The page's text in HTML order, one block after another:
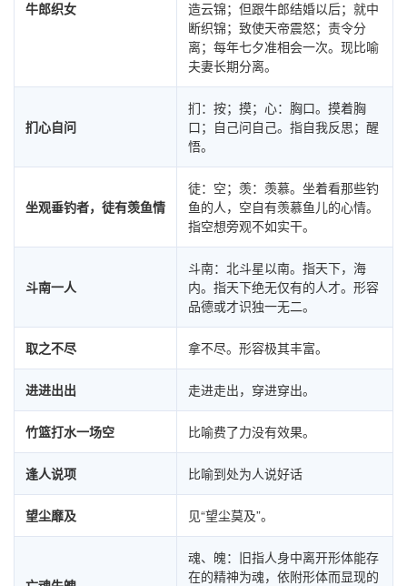
牛郎织女
造云锦；但跟牛郎结婚以后；就中
断织锦；致使天帝震怒；责令分
离；每年七夕准相会一次。现比喻
夫妻长期分离。
扪心自问
扪：按；摸；心：胸口。摸着胸
口；自己问自己。指自我反思；醒
悟。
坐观垂钓者，徒有羡鱼情
徒：空；羡：羡慕。坐着看那些钓
鱼的人，空自有羡慕鱼儿的心情。
指空想旁观不如实干。
斗南一人
斗南：北斗星以南。指天下，海
内。指天下绝无仅有的人才。形容
品德或才识独一无二。
取之不尽 拿不尽。形容极其丰富。
进进出出 走进走出，穿进穿出。
竹篮打水一场空 比喻费了力没有效果。
逢人说项 比喻到处为人说好话
望尘靡及 见“望尘莫及”。
魂、魄：旧指人身中离开形体能存
在的精神为魂，依附形体而显现的